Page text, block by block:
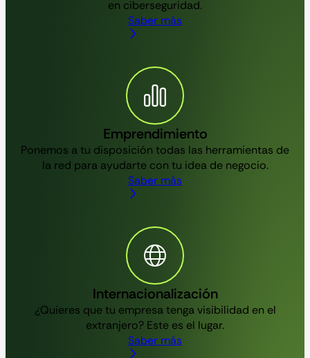
en ciberseguridad.
Saber más
Emprendimiento
Ponemos a tu disposición todas las herramientas de
la red para ayudarte con tu idea de negocio.
Saber más
Internacionalización
¿Quieres que tu empresa tenga visibilidad en el
extranjero? Este es el lugar.
Saber más